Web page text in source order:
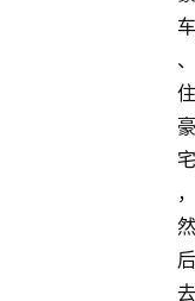
车
、
住
豪
宅
，
然
后
去